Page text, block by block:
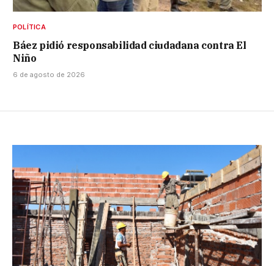
POLÍTICA
Báez pidió responsabilidad ciudadana contra El
Niño
6 de agosto de 2026